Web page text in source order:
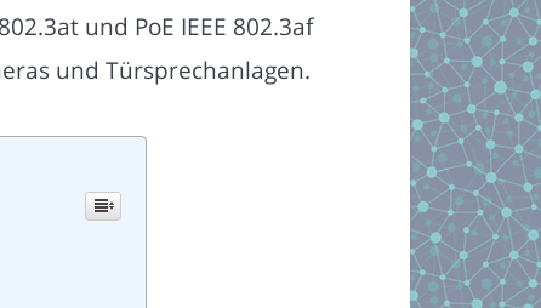
und PoE IEEE 802.3af
und Türsprechanlagen.